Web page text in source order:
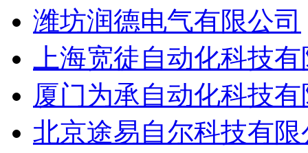
潍坊润德电气有限公司
上海宽徒自动化科技
厦门为承自动化科技
北京途易自尔科技有限